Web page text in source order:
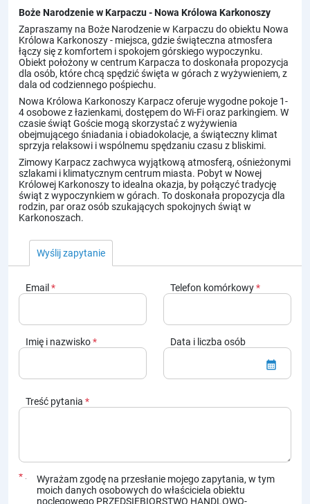
Boże Narodzenie w Karpaczu - Nowa Królowa Karkonoszy
Zapraszamy na Boże Narodzenie w Karpaczu do obiektu Nowa
Królowa Karkonoszy - miejsca, gdzie świąteczna atmosfera
łączy się z komfortem i spokojem górskiego wypoczynku.
Obiekt położony w centrum Karpacza to doskonała propozycja
dla osób, które chcą spędzić święta w górach z wyżywieniem, z
dala od codziennego pośpiechu.
Nowa Królowa Karkonoszy Karpacz oferuje wygodne pokoje 1-
4 osobowe z łazienkami, dostępem do Wi-Fi oraz parkingiem. W
czasie świąt Goście mogą skorzystać z wyżywienia
obejmującego śniadania i obiadokolacje, a świąteczny klimat
sprzyja relaksowi i wspólnemu spędzaniu czasu z bliskimi.
Zimowy Karpacz zachwyca wyjątkową atmosferą, ośnieżonymi
szlakami i klimatycznym centrum miasta. Pobyt w Nowej
Królowej Karkonoszy to idealna okazja, by połączyć tradycję
świąt z wypoczynkiem w górach. To doskonała propozycja dla
rodzin, par oraz osób szukających spokojnych świąt w
Karkonoszach.
Wyślij zapytanie
Email * Telefon komórkowy*
Imię i nazwisko* Data i liczba osób
calendar_month
Treść pytania *
*
Wyrażam zgodę na przesłanie mojego zapytania, w tym
moich danych osobowych do właściciela obiektu
noclegowego PRZEDSIĘBIORSTWO HANDLOWO-